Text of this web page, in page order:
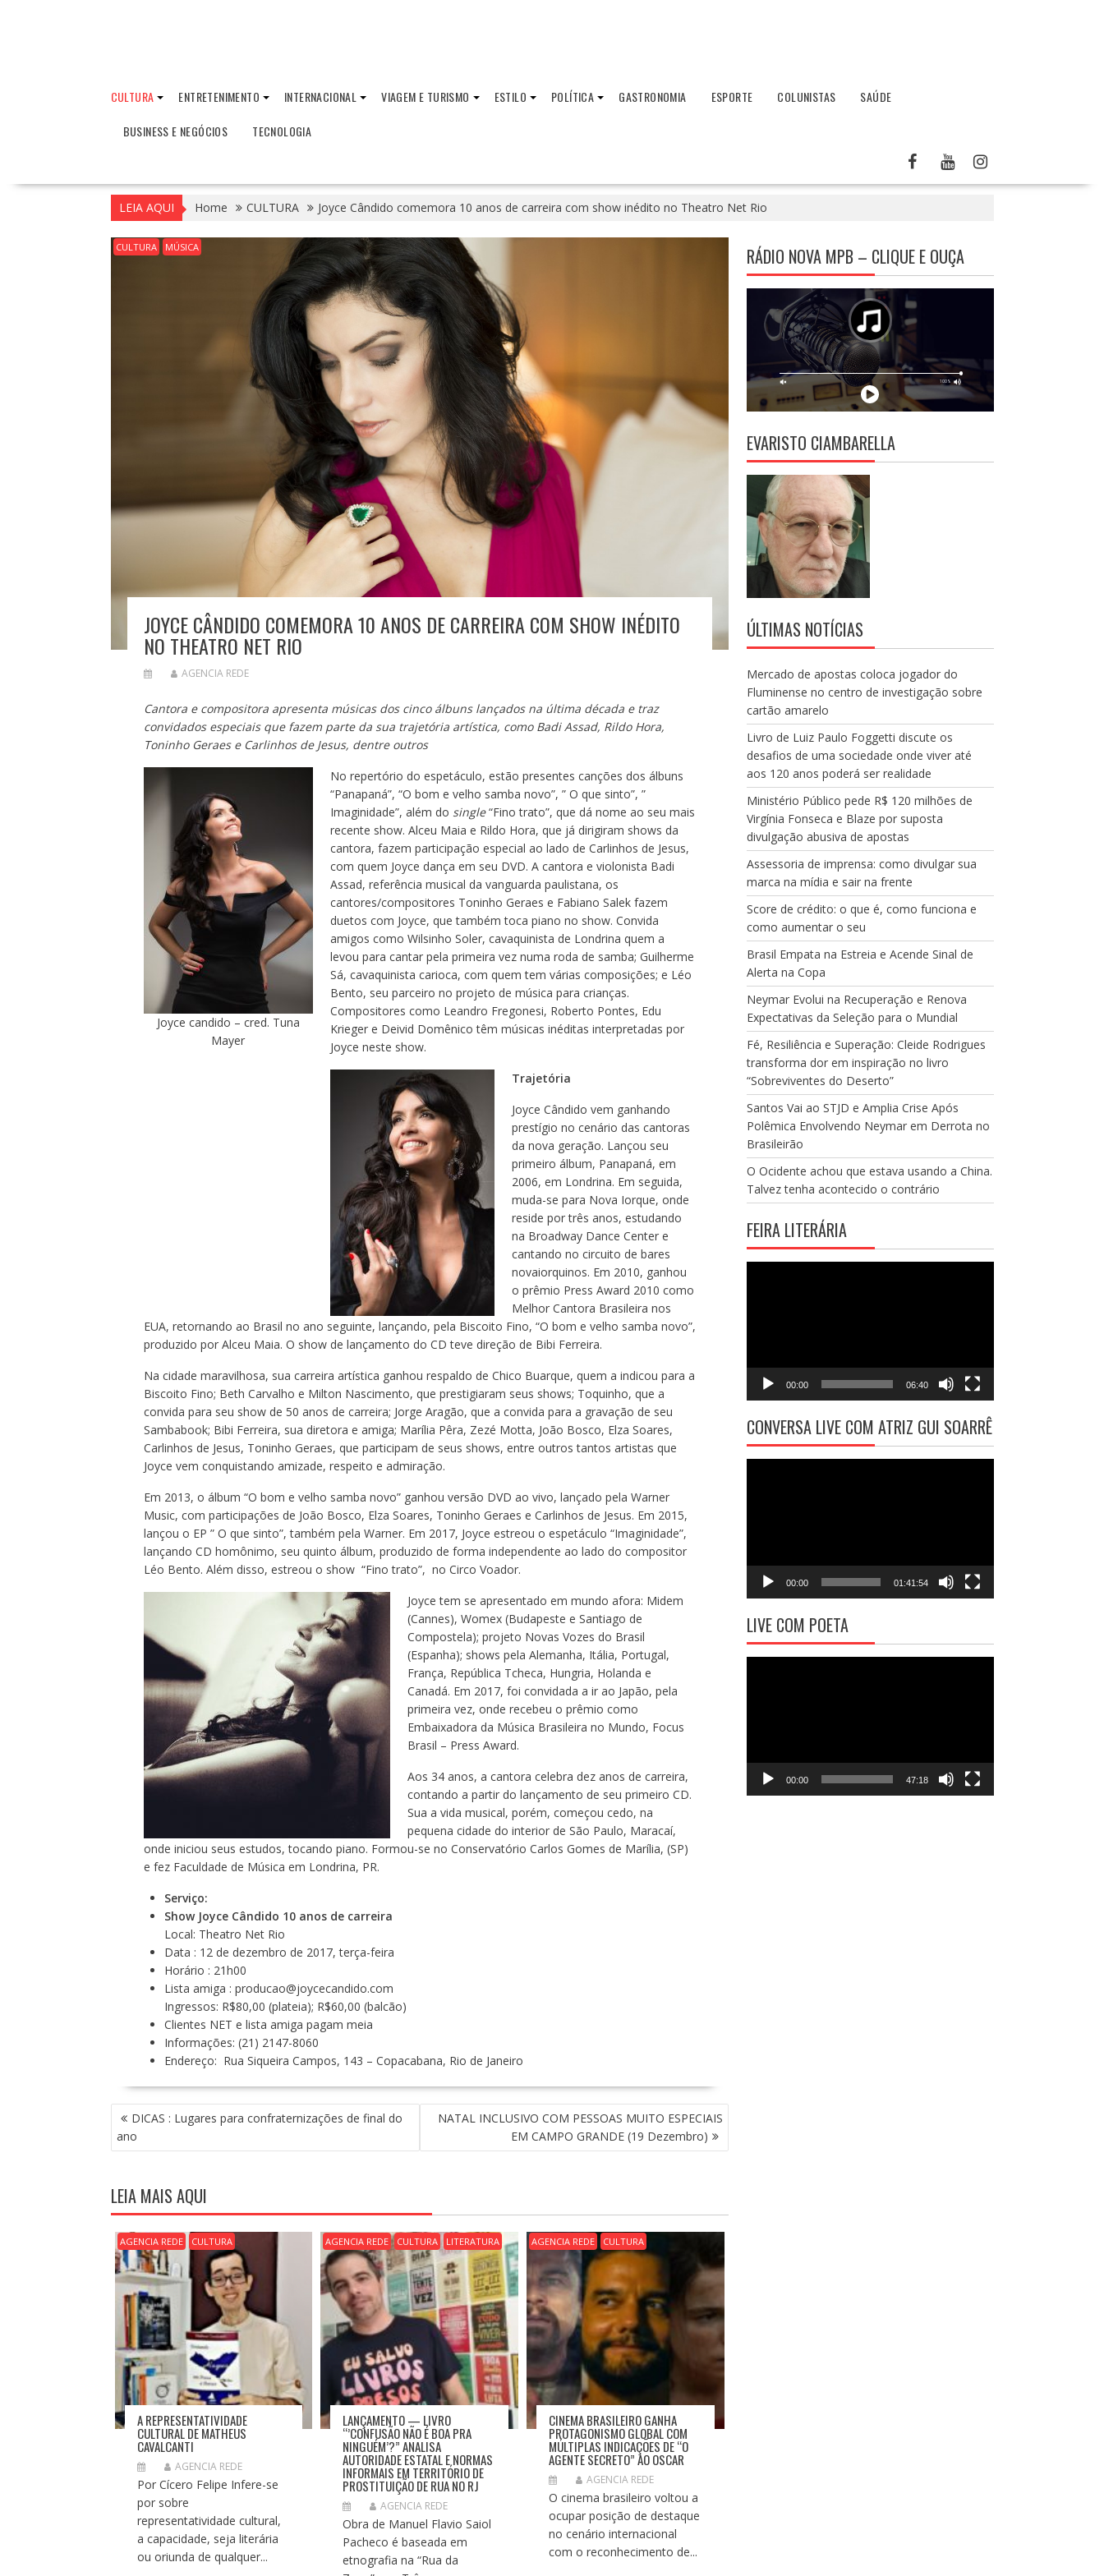
CULTURA ENTRETENIMENTO INTERNACIONAL VIAGEM E TURISMO ESTILO POLÍTICA GASTRONOMIA ESPORTE COLUNISTAS
SAÚDE
BUSINESS E NEGÓCIOS
TECNOLOGIA
LEIA AQUI Home CULTURA Joyce Cândido comemora 10 anos de carreira com show inédito no Theatro Net Rio
CULTURA MÚSICA
JOYCE CÂNDIDO COMEMORA 10 ANOS DE CARREIRA COM SHOW INÉDITO
NO THEATRO NET RIO
AGENCIA REDE
Cantora e compositora apresenta músicas dos cinco álbuns lançados na última década e traz
convidados especiais que fazem parte da sua trajetória artística, como Badi Assad, Rildo Hora,
Toninho Geraes e Carlinhos de Jesus, dentre outros
Joyce candido – cred. Tuna
Mayer
No repertório do espetáculo, estão presentes canções dos álbuns
“Panapaná”, “O bom e velho samba novo”, ” O que sinto”, ”
Imaginidade”, além do single“Fino trato”, que dá nome ao seu mais
recente show. Alceu Maia e Rildo Hora, que já dirigiram shows da
cantora, fazem participação especial ao lado de Carlinhos de Jesus,
com quem Joyce dança em seu DVD. A cantora e violonista Badi
Assad, referência musical da vanguarda paulistana, os
cantores/compositores Toninho Geraes e Fabiano Salek fazem
duetos com Joyce, que também toca piano no show. Convida
amigos como Wilsinho Soler, cavaquinista de Londrina quem a
levou para cantar pela primeira vez numa roda de samba; Guilherme
Sá, cavaquinista carioca, com quem tem várias composições; e Léo
Bento, seu parceiro no projeto de música para crianças.
Compositores como Leandro Fregonesi, Roberto Pontes, Edu
Krieger e Deivid Domênico têm músicas inéditas interpretadas por
Joyce neste show.
Trajetória
Joyce Cândido vem ganhando
prestígio no cenário das cantoras
da nova geração. Lançou seu
primeiro álbum, Panapaná, em
2006, em Londrina. Em seguida,
muda-se para Nova Iorque, onde
reside por três anos, estudando
na Broadway Dance Center e
cantando no circuito de bares
novaiorquinos. Em 2010, ganhou
o prêmio Press Award 2010 como
Melhor Cantora Brasileira nos
EUA, retornando ao Brasil no ano seguinte, lançando, pela Biscoito Fino, “O bom e velho samba novo”,
produzido por Alceu Maia. O show de lançamento do CD teve direção de Bibi Ferreira.
Na cidade maravilhosa, sua carreira artística ganhou respaldo de Chico Buarque, quem a indicou para a
Biscoito Fino; Beth Carvalho e Milton Nascimento, que prestigiaram seus shows; Toquinho, que a
convida para seu show de 50 anos de carreira; Jorge Aragão, que a convida para a gravação de seu
Sambabook; Bibi Ferreira, sua diretora e amiga; Marília Pêra, Zezé Motta, João Bosco, Elza Soares,
Carlinhos de Jesus, Toninho Geraes, que participam de seus shows, entre outros tantos artistas que
Joyce vem conquistando amizade, respeito e admiração.
Em 2013, o álbum “O bom e velho samba novo” ganhou versão DVD ao vivo, lançado pela Warner
Music, com participações de João Bosco, Elza Soares, Toninho Geraes e Carlinhos de Jesus. Em 2015,
lançou o EP ” O que sinto”, também pela Warner. Em 2017, Joyce estreou o espetáculo “Imaginidade”,
lançando CD homônimo, seu quinto álbum, produzido de forma independente ao lado do compositor
Léo Bento. Além disso, estreou o show “Fino trato”, no Circo Voador.
Joyce tem se apresentado em mundo afora: Midem
(Cannes), Womex (Budapeste e Santiago de
Compostela); projeto Novas Vozes do Brasil
(Espanha); shows pela Alemanha, Itália, Portugal,
França, República Tcheca, Hungria, Holanda e
Canadá. Em 2017, foi convidada a ir ao Japão, pela
primeira vez, onde recebeu o prêmio como
Embaixadora da Música Brasileira no Mundo, Focus
Brasil – Press Award.
Aos 34 anos, a cantora celebra dez anos de carreira,
contando a partir do lançamento de seu primeiro CD.
Sua a vida musical, porém, começou cedo, na
pequena cidade do interior de São Paulo, Maracaí,
onde iniciou seus estudos, tocando piano. Formou-se no Conservatório Carlos Gomes de Marília, (SP)
e fez Faculdade de Música em Londrina, PR.
Serviço:
Show Joyce Cândido 10 anos de carreira
Local: Theatro Net Rio
Data : 12 de dezembro de 2017, terça-feira
Horário : 21h00
Lista amiga : producao@joycecandido.com
Ingressos: R$80,00 (plateia); R$60,00 (balcão)
Clientes NET e lista amiga pagam meia
Informações: (21) 2147-8060
Endereço: Rua Siqueira Campos, 143 – Copacabana, Rio de Janeiro
N
A
V
G
A
Ç
Ã
O
D
S
DICAS : Lugares para confraternizações de final do
ano
NATAL INCLUSIVO COM PESSOAS MUITO ESPECIAIS
EM CAMPO GRANDE (19 Dezembro)
LEIA MAIS AQUI
AGENCIA REDE CULTURA
A REPRESENTATIVIDADE
CULTURAL DE MATHEUS
CAVALCANTI
AGENCIA REDE
Por Cícero Felipe Infere-se
por sobre
representatividade cultural,
a capacidade, seja literária
ou oriunda de qualquer...
AGENCIA REDE CULTURA LITERATURA
LANÇAMENTO — LIVRO
“’CONFUSÃO NÃO É BOA PRA
NINGUÉM’?” ANALISA
AUTORIDADE ESTATAL E NORMAS
INFORMAIS EM TERRITÓRIO DE
PROSTITUIÇÃO DE RUA NO RJ
AGENCIA REDE
Obra de Manuel Flavio Saiol
Pacheco é baseada em
etnografia na “Rua da
AGENCIA REDE CULTURA
CINEMA BRASILEIRO GANHA
PROTAGONISMO GLOBAL COM
MÚLTIPLAS INDICAÇÕES DE “O
AGENTE SECRETO” AO OSCAR
AGENCIA REDE
O cinema brasileiro voltou a
ocupar posição de destaque
no cenário internacional
com o reconhecimento de...
RÁDIO NOVA MPB – CLIQUE E OUÇA
EVARISTO CIAMBARELLA
ÚLTIMAS NOTÍCIAS
Mercado de apostas coloca jogador do
Fluminense no centro de investigação sobre
cartão amarelo
Livro de Luiz Paulo Foggetti discute os
desafios de uma sociedade onde viver até
aos 120 anos poderá ser realidade
Ministério Público pede R$ 120 milhões de
Virgínia Fonseca e Blaze por suposta
divulgação abusiva de apostas
Assessoria de imprensa: como divulgar sua
marca na mídia e sair na frente
Score de crédito: o que é, como funciona e
como aumentar o seu
Brasil Empata na Estreia e Acende Sinal de
Alerta na Copa
Neymar Evolui na Recuperação e Renova
Expectativas da Seleção para o Mundial
Fé, Resiliência e Superação: Cleide Rodrigues
transforma dor em inspiração no livro
“Sobreviventes do Deserto”
Santos Vai ao STJD e Amplia Crise Após
Polêmica Envolvendo Neymar em Derrota no
Brasileirão
O Ocidente achou que estava usando a China.
Talvez tenha acontecido o contrário
FEIRA LITERÁRIA
00:00 06:40
CONVERSA LIVE COM ATRIZ GUI SOARRÊ
00:00 01:41:54
LIVE COM POETA
00:00 47:18